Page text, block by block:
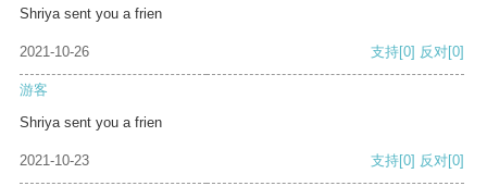
Shriya sent you a frien
2021-10-26 支持[0] 反对[0]
游客
Shriya sent you a frien
2021-10-23 支持[0] 反对[0]